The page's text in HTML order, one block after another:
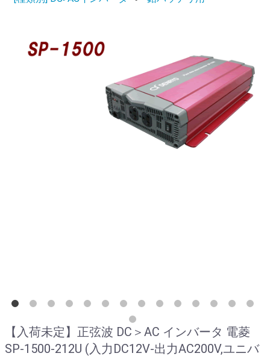
【入荷未定】正弦波 DC＞AC インバータ 電菱
SP-1500-212U (入力DC12V-出力AC200V,ユニバ